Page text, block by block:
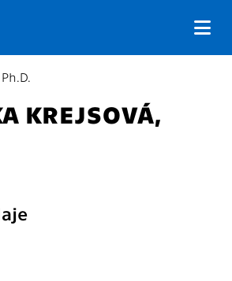
KREJSOVÁ,